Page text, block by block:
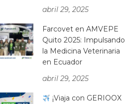
abril 29, 2025
Farcovet en AMVEPE
Quito 2025: Impulsando
la Medicina Veterinaria
en Ecuador
abril 29, 2025
¡Viaja con GERIOOX